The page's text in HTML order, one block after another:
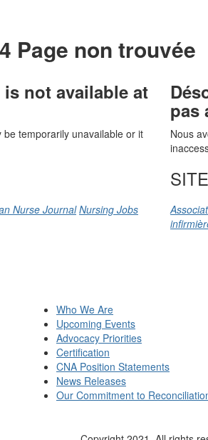
Page non trouvée
not available at
temporarily unavailable or it
Nurse Journal Nursing Jobs
pas
Nous
Who We Are
Upcoming Events
Advocacy Priorities
Certification
CNA Position Statements
News Releases
Our Commitment to